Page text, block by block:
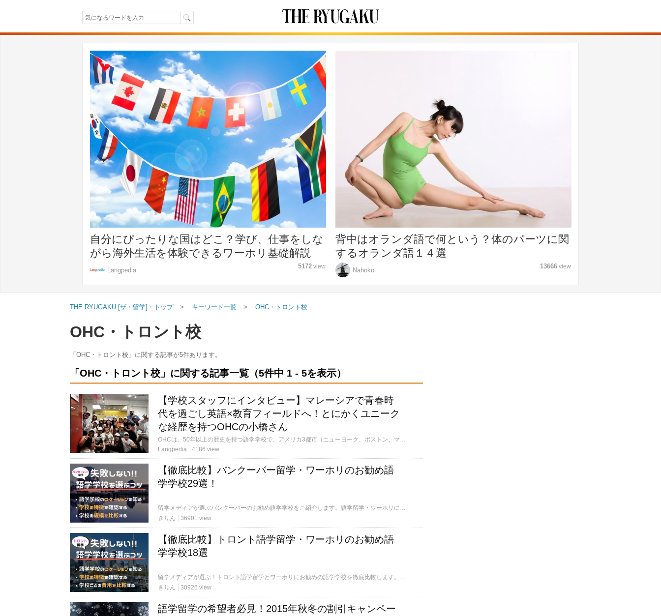
自分にぴったりな国はどこ？学び、仕事をしな
がら海外生活を体験できるワーホリ基礎解説
Langpedia 5172 view
背中はオランダ語で何という？体のパーツに関
するオランダ語１４選
Nahoko 13666 view
THE RYUGAKU [ザ・留学]・トップ キーワード一覧 OHC・トロント校
OHC・トロント校
「OHC・トロント校」に関する記事が5件あります。
「OHC・トロント校」に関する記事一覧（5件中 1 - 5を表示）
【学校スタッフにインタビュー】マレーシアで青春時
代を過ごし英語×教育フィールドへ！とにかくユニーク
な経歴を持つOHCの小橋さん
OHCは、50年以上の歴史を持つ語学学校で、アメリカ3都市（ニューヨーク、ボストン、マイアミ）、オーストラリア5都市（ケアンズ、ゴールドコースト、ブリスベン、シドニー、メルボルン）、イギリス1都市（ロンドン）、アイルランド1都市（ダブリン）、カナダ2都市（トロント、カルガリー）と世界中の留学人気都市にキャンパスがります。質の高い英語教育はもちろん、多国籍な学生が集まるソーシャルアクティビティで英語力向上と文化交流の場も提供しています。豊富なコースとアクティビティで経験豊かなスタッフと講師がサポートします。
Langpedia
4186 view
【徹底比較】バンクーバー留学・ワーホリのお勧め語
学学校29選！
留学メディアが選ぶバンクーバーのお勧め語学学校をご紹介します。語学留学・ワーホリに興味あるけど、どの語学学校がいいの？語学学校の規模、日本人比率、費用を徹底比較！バンクーバーには費用が安い、日本人が少ない学校や学生寮がある学校など様々です。それぞれの語学学校に特徴・魅力があり、1週間の短期やパートタイムで英語力を身に付けられるプログラムを提供している学校があります。あなたに合った語学学校がきっと見つかるはずです
きりん
36901 view
【徹底比較】トロント語学留学・ワーホリのお勧め語
学学校18選
留学メディアが選ぶ！トロント語学留学とワーホリにお勧めの語学学校を徹底比較します。トロントの語学学校を選ぶポイントとは？「費用、日本人が少ない、学生寮がある、語学学校の規模」など、学校選びによく挙げられるポイント別に比較表でトロントの語学学校を解説します。語学留学やワーホリに人気の都市トロントには1000名以上の語学学校から多彩なコースがある学校まで様々な特徴があります。また国際色が豊かな国際都市であるトロントは短期留学でも、多種多様な文化に触れまれるお勧めの留学先です。
きりん
30926 view
語学留学の希望者必見！2015年秋冬の割引キャンペー